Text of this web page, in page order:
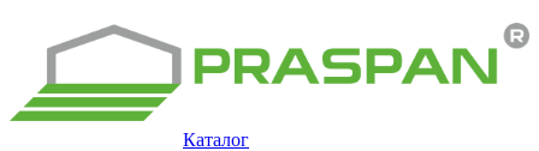
Каталог